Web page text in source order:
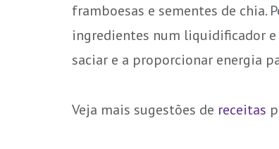
framboesas e sementes de chia.
ingredientes num liquidificador
saciar e a proporcionar energia
Veja mais sugestões de receitas